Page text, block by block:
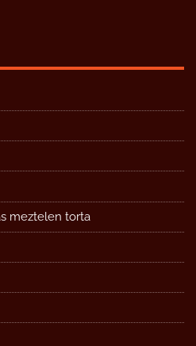
meztelen torta